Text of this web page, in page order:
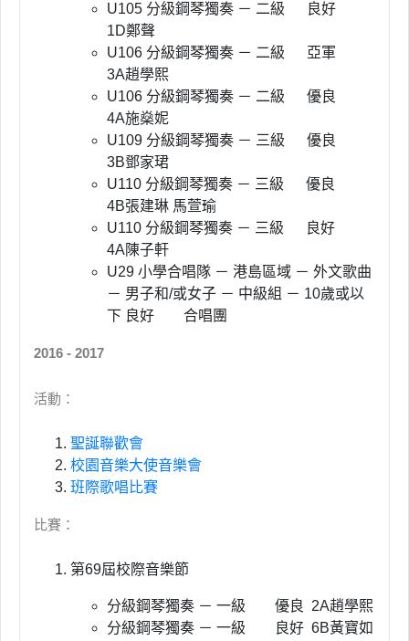
U105 分級鋼琴獨奏 － 二級 良好
1D鄭聲
U106 分級鋼琴獨奏 － 二級 亞軍
3A趙學熙
U106 分級鋼琴獨奏 － 二級 優良
4A施燊妮
U109 分級鋼琴獨奏 － 三級 優良
3B鄧家珺
U110 分級鋼琴獨奏 － 三級 優良
4B張建琳 馬萱瑜
U110 分級鋼琴獨奏 － 三級 良好
4A陳子軒
U29 小學合唱隊 － 港島區域 － 外文歌曲
－ 男子和/或女子 － 中級組 － 10歲或以
下 良好 合唱團
2016 - 2017
活動：
聖誕聯歡會
校園音樂大使音樂會
班際歌唱比賽
比賽：
第69屆校際音樂節
分級鋼琴獨奏 － 一級 優良 2A趙學熙
分級鋼琴獨奏 － 一級 良好 6B黃寶如